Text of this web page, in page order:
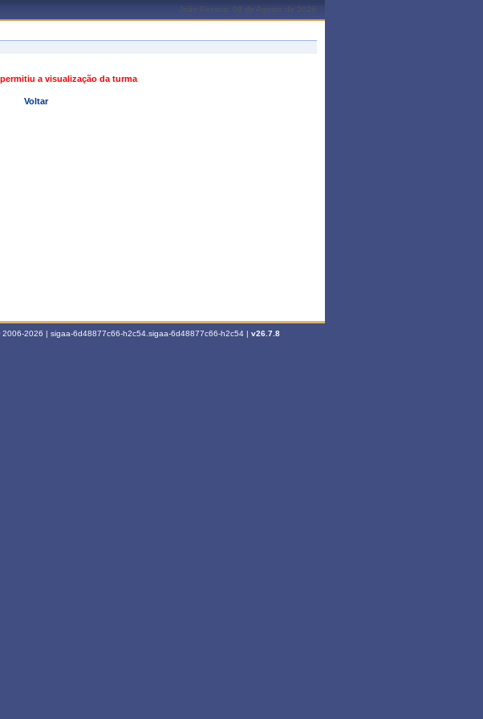
João Pessoa, 08 de Agosto de 2026
a visualização da turma
Voltar
2026 | sigaa-6d48877c66-h2c54.sigaa-6d48877c66-h2c54 | v26.7.8